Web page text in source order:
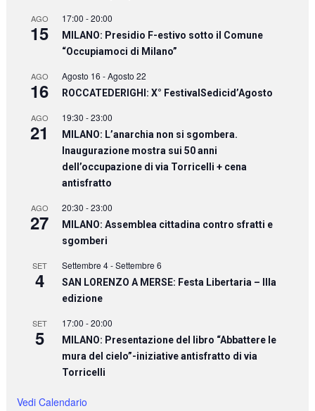
AGO
15
17:00 -20:00
MILANO: Presidio F-estivo sotto il Comune
“Occupiamoci di Milano”
AGO
16
Agosto 16 -Agosto 22
ROCCATEDERIGHI: X° FestivalSedicid’Agosto
AGO
21
19:30 -23:00
MILANO: L’anarchia non si sgombera.
Inaugurazione mostra sui 50 anni
dell’occupazione di via Torricelli + cena
antisfratto
AGO
27
20:30 -23:00
MILANO: Assemblea cittadina contro sfratti e
sgomberi
SET
4
Settembre 4-Settembre 6
SAN LORENZO A MERSE: Festa Libertaria – IIIa
edizione
SET
5
17:00 -20:00
MILANO: Presentazione del libro “Abbattere le
mura del cielo”-iniziative antisfratto di via
Torricelli
Vedi Calendario